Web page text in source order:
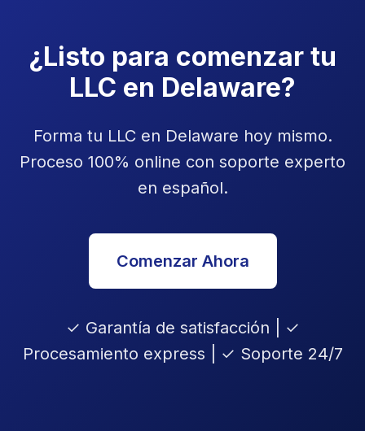
¿Listo para comenzar tu
LLC en Delaware?
Forma tu LLC en Delaware hoy mismo.
Proceso 100% online con soporte experto
en español.
Comenzar Ahora
✓ Garantía de satisfacción | ✓
Procesamiento express | ✓ Soporte 24/7